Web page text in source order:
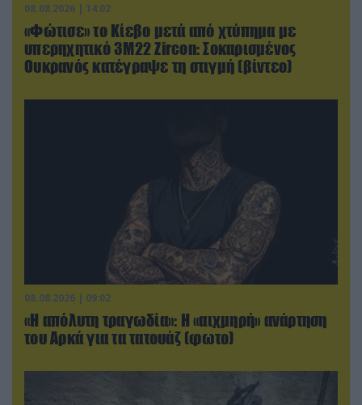
08.08.2026 | 14:02
«Φώτισε» το Κίεβο μετά από χτύπημα με
υπερηχητικό 3M22 Zircon: Σοκαρισμένος
Ουκρανός κατέγραψε τη στιγμή (βίντεο)
08.08.2026 | 09:02
«Η απόλυτη τραγωδία»: Η «αιχμηρή» ανάρτηση
του Αρκά για τα τατουάζ (φωτο)